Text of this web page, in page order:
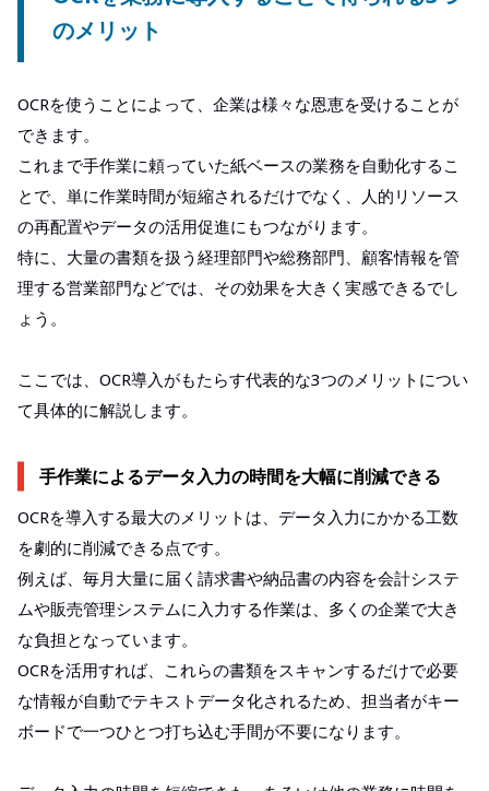
のメリット
OCRを使うことによって、企業は様々な恩恵を受けることが
できます。
これまで手作業に頼っていた紙ベースの業務を自動化するこ
とで、単に作業時間が短縮されるだけでなく、人的リソース
の再配置やデータの活用促進にもつながります。
特に、大量の書類を扱う経理部門や総務部門、顧客情報を管
理する営業部門などでは、その効果を大きく実感できるでし
ょう。
ここでは、OCR導入がもたらす代表的な3つのメリットについ
て具体的に解説します。
手作業によるデータ入力の時間を大幅に削減できる
OCRを導入する最大のメリットは、データ入力にかかる工数
を劇的に削減できる点です。
例えば、毎月大量に届く請求書や納品書の内容を会計システ
ムや販売管理システムに入力する作業は、多くの企業で大き
な負担となっています。
OCRを活用すれば、これらの書類をスキャンするだけで必要
な情報が自動でテキストデータ化されるため、担当者がキー
ボードで一つひとつ打ち込む手間が不要になります。